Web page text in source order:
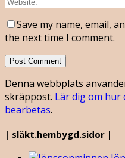
Save my name, email,
the next time I comment.
Denna webbplats
skräppost. Lär dig om hur
bearbetas.
| släkt.hembygd.sidor |